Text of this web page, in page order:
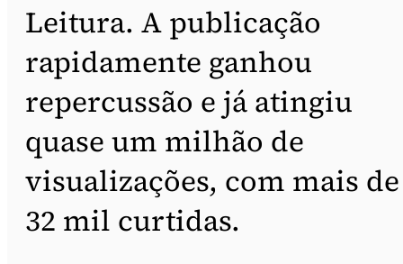
Leitura. A publicação
rapidamente ganhou
repercussão e já atingiu
quase um milhão de
visualizações, com mais de
32 mil curtidas.